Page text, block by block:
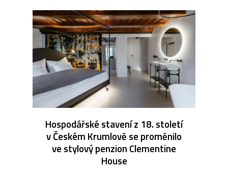
Hospodářské stavení z 18. století
v Českém Krumlově se proměnilo
ve stylový penzion Clementine
House